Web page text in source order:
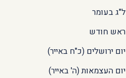
ל"ג בעומר
ראש חודש
יום ירושלים (כ"ח באייר)
יום העצמאות (ה' באייר)